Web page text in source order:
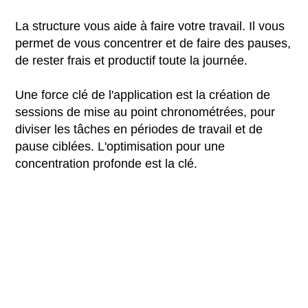
La structure vous aide à faire votre travail. Il vous
permet de vous concentrer et de faire des pauses,
de rester frais et productif toute la journée.
Une force clé de l'application est la création de
sessions de mise au point chronométrées, pour
diviser les tâches en périodes de travail et de
pause ciblées. L'optimisation pour une
concentration profonde est la clé.